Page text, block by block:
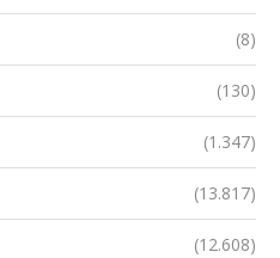
(8)
(130)
(1.347)
(13.817)
(12.608)